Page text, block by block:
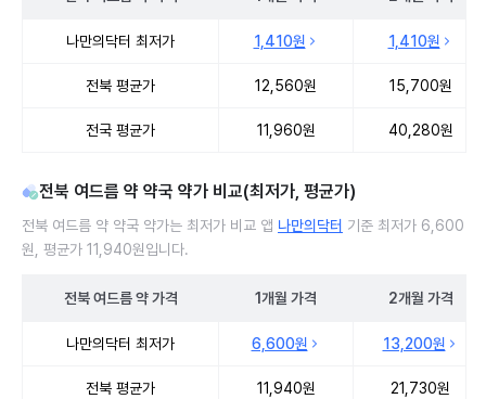
나만의닥터 최저가 1,410원 1,410원
전북 평균가 12,560원 15,700원
전국 평균가 11,960원 40,280원
전북 여드름 약 약국 약가 비교(최저가, 평균가)
전북 여드름 약 약국 약가는 최저가 비교 앱 나만의닥터 기준 최저가 6,600
원, 평균가 11,940원입니다.
전북 여드름 약가격 1개월 가격 2개월 가격
나만의닥터 최저가 6,600원 13,200원
전북 평균가 11,940원 21,730원